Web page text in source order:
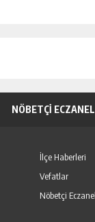
NÖBETÇİ
İlçe Haberleri
Vefatlar
Nöbetçi